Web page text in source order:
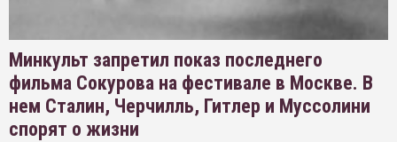
Минкульт запретил показ последнего
фильма Сокурова на фестивале в Москве. В
нем Сталин, Черчилль, Гитлер и Муссолини
спорят о жизни